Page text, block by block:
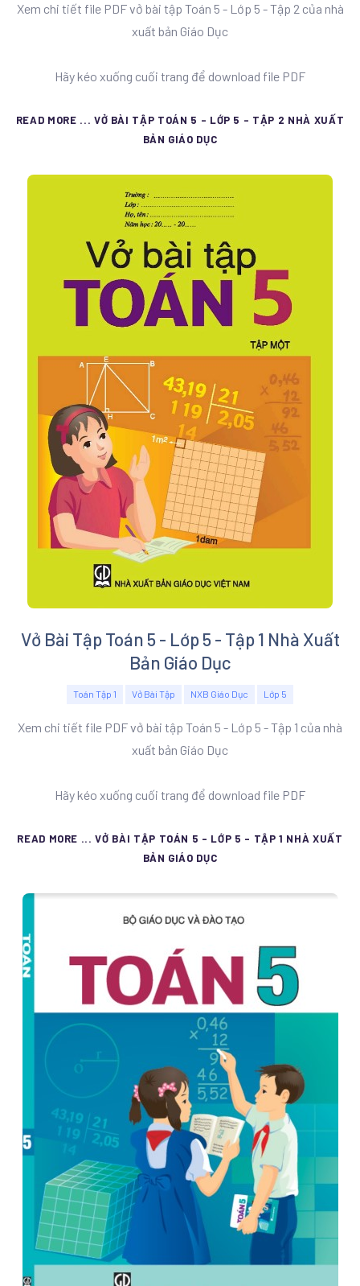
Xem chi tiết file PDF vở bài tập Toán 5 - Lớp 5 - Tập 2 của nhà
xuất bản Giáo Dục
Hãy kéo xuống cuối trang để download file PDF
READ MORE ... VỞ BÀI TẬP TOÁN 5 - LỚP 5 - TẬP 2 NHÀ XUẤT
BẢN GIÁO DỤC
Vở Bài Tập Toán 5 - Lớp 5 - Tập 1 Nhà Xuất
Bản Giáo Dục
Toán Tập 1 Vở Bài Tập NXB Giáo Dục Lớp 5
Xem chi tiết file PDF vở bài tập Toán 5 - Lớp 5 - Tập 1 của nhà
xuất bản Giáo Dục
Hãy kéo xuống cuối trang để download file PDF
READ MORE ... VỞ BÀI TẬP TOÁN 5 - LỚP 5 - TẬP 1 NHÀ XUẤT
BẢN GIÁO DỤC